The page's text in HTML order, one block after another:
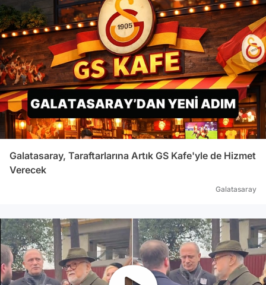
Galatasaray, Taraftarlarına Artık GS Kafe'yle de Hizmet
Verecek
Galatasaray